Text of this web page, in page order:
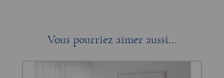
Vous pourriez aimer aussi...